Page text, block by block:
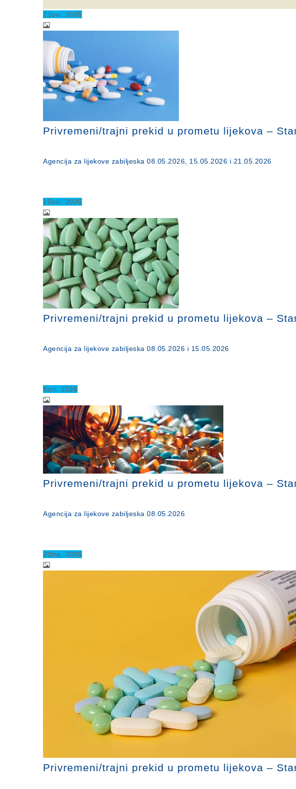
21svi , 2026
Privremeni/trajni prekid u prometu lijekova –
Agencija za lijekove zabiljeska 08.05.2026, 15.05.2026 i 21.05.2026
15svi , 2026
Privremeni/trajni prekid u prometu lijekova –
Agencija za lijekove zabiljeska 08.05.2026 i 15.05.2026
8svi , 2026
Privremeni/trajni prekid u prometu lijekova –
Agencija za lijekove zabiljeska 08.05.2026
30tra , 2026
Privremeni/trajni prekid u prometu lijekova –